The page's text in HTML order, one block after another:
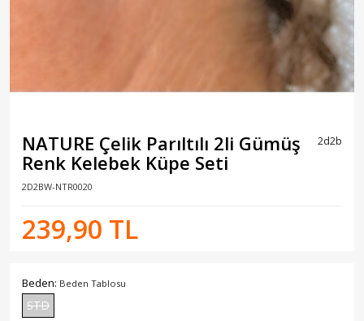
2d2b
NATURE Çelik Parıltılı 2li Gümüş
Renk Kelebek Küpe Seti
2D2BW-NTR0020
239,90 TL
Beden: Beden Tablosu
STD